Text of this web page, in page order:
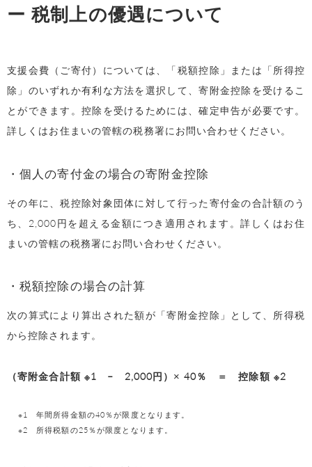
ー 税制上の優遇について
支援会費（ご寄付）については、「税額控除」または「所得控
除」のいずれか有利な方法を選択して、寄附金控除を受けるこ
とができます。控除を受けるためには、確定申告が必要です。
詳しくはお住まいの管轄の税務署にお問い合わせください。
・個人の寄付金の場合の寄附金控除
その年に、税控除対象団体に対して行った寄付金の合計額のう
ち、2,000円を超える金額につき適用されます。詳しくはお住
まいの管轄の税務署にお問い合わせください。
・税額控除の場合の計算
次の算式により算出された額が「寄附金控除」として、所得税
から控除されます。
（寄附金合計額 ※1 – 2,000円）× 40％ ＝ 控除額 ※2
※1 年間所得金額の40％が限度となります。
※2 所得税額の25％が限度となります。